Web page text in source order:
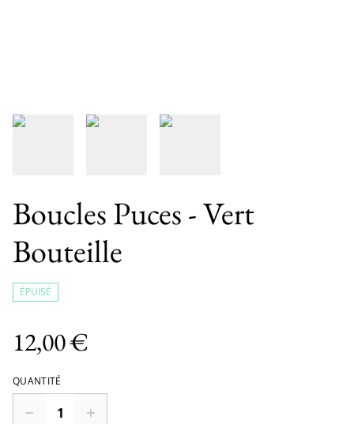
Boucles Puces - Vert
Bouteille
ÉPUISÉ
12,00 €
QUANTITÉ